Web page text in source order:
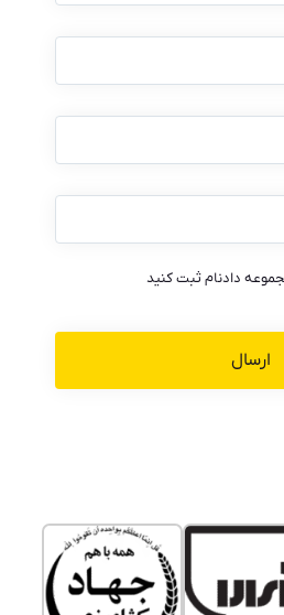
دادنام ثبت کنید